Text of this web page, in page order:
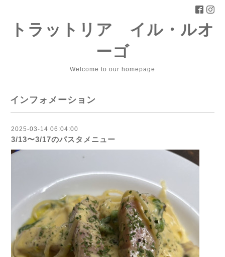
トラットリア イル・ルオ
ーゴ
Welcome to our homepage
インフォメーション
2025-03-14 06:04:00
3/13〜3/17のパスタメニュー